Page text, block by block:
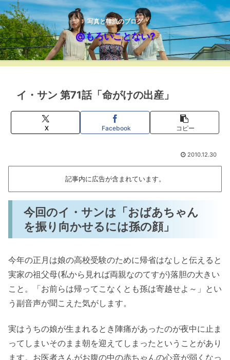
写真と韓流のブログ
@もろいことない?
イ・サン 第71話「命がけの出産」
X Facebook コピー
2010.12.30
記事内に広告が含まれています。
今回のイ・サンは「おばあちゃん
を振り向かせるには孫の顔」
今年の正月は娘の高校受験のために帰省はなしと伝えると
実家の祖父母(私から見れば両親なのてすが)落胆の大きい
こと。「お前らは帰ってこなくとも孫は寄越せよ～」とい
う副音声が聞こえた気がします。
実はうちの娘が生まれるとき陣痛があったのが夜中に止ま
ってしまいそのまま朝を迎えてしまったということがあり
ます。お医者さんがお腹の中の赤ちゃんの心音が弱くなっ